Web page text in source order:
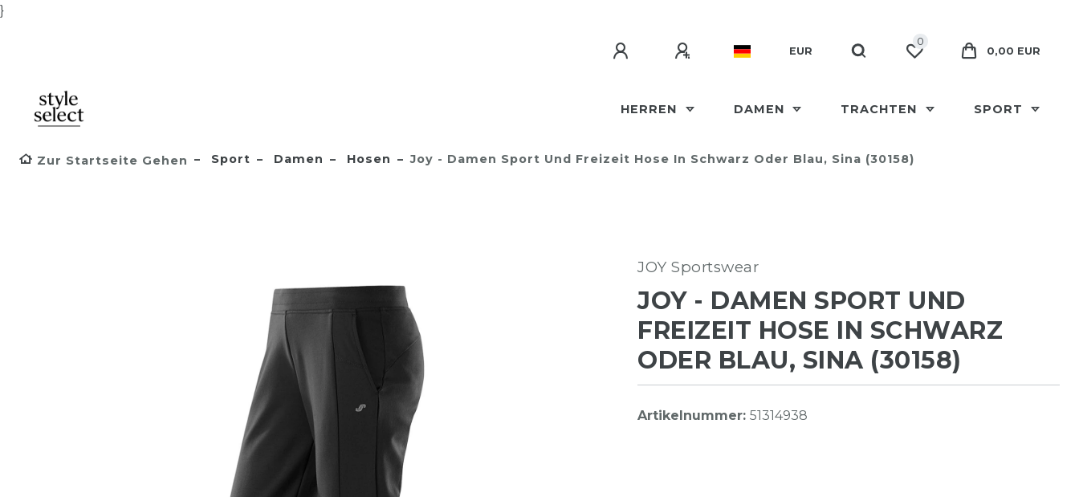
}
EUR
0
0,00 EUR
HERREN DAMEN TRACHTEN SPORT
Zur Startseite Gehen Sport Damen Hosen Joy - Damen Sport Und Freizeit Hose In Schwarz Oder Blau, Sina (30158)
JOY Sportswear
JOY - DAMEN SPORT UND
FREIZEIT HOSE IN SCHWARZ
ODER BLAU, SINA (30158)
Artikelnummer: 51314938